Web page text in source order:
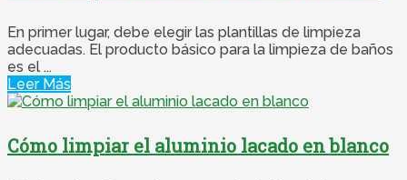
En primer lugar, debe elegir las plantillas de limpieza
adecuadas. El producto básico para la limpieza de baños
es el ...
Leer Más
Cómo limpiar el aluminio lacado en blanco